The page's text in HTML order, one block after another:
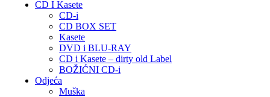
CD I Kasete
CD-i
CD BOX SET
Kasete
DVD i BLU-RAY
CD i Kasete – dirty old Label
BOŽIĆNI CD-i
Odjeća
Muška